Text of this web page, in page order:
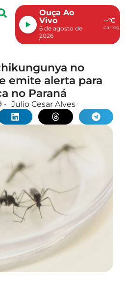
Ouça Ao
Vivo
6 de agosto de
2026
--°C
no
emite alerta para
no Paraná
• Julio Cesar Alves